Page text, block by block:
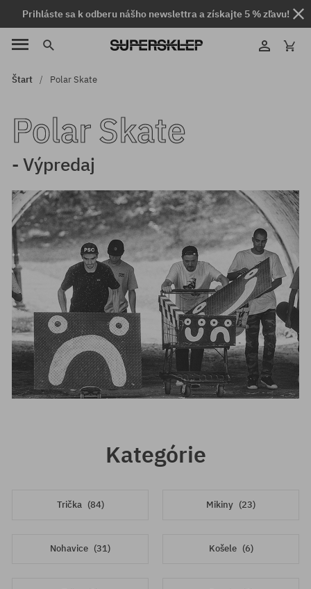
Prihláste sa k odberu nášho newslettra a získajte 5 % zľavu!
Štart Polar Skate
Polar Skate
- Výpredaj
Kategórie
Trička (84) Mikiny (23)
Nohavice (31) Košele (6)